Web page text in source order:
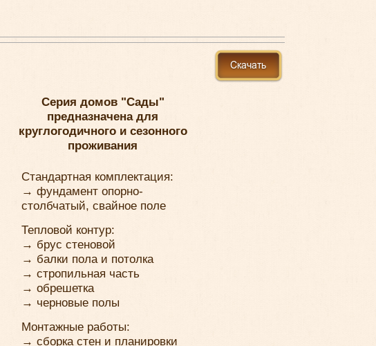
Серия домов "Сады"
предназначена для
круглогодичного и сезонного
проживания
Стандартная комплектация:
→ фундамент опорно-
столбчатый, свайное поле
Тепловой контур:
→ брус стеновой
→ балки пола и потолка
→ стропильная часть
→ обрешетка
→ черновые полы
Монтажные работы:
→ сборка стен и планировки